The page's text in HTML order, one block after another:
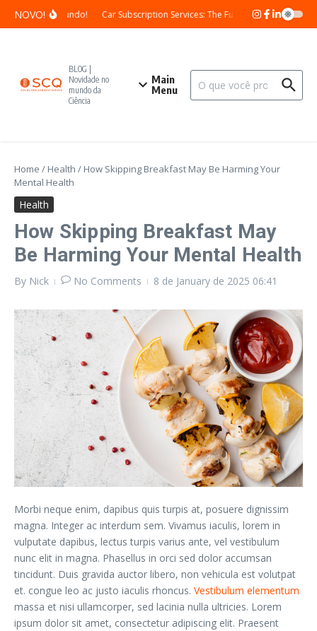
Skip to content
NOVO!Olá, mundo! Car Subscription Services: The Future of Vehicle
BLOG |
Novidade no
mundo da
Ciência
Main
Menu
Search for:
Home / Health / How Skipping Breakfast May Be Harming Your
Mental Health
Health
How Skipping Breakfast May
Be Harming Your Mental Health
By Nick No Comments 8 de January de 2025 06:41
Morbi neque enim, dapibus quis turpis at, posuere dignissim
magna. Integer ac interdum sem. Vivamus iaculis, lorem in
vulputate dapibus, lectus turpis varius ante, vel vestibulum
nunc elit in magna. Phasellus in orci sed dolor accumsan
tincidunt. Duis gravida auctor libero, non vehicula est volutpat
et. congue leo ac justo iaculis rhoncus. Vestibulum elementum
massa et nisi ullamcorper, sed lacinia nulla ultricies. Lorem
ipsum dolor sit amet, consectetur adipiscing elit. Praesent